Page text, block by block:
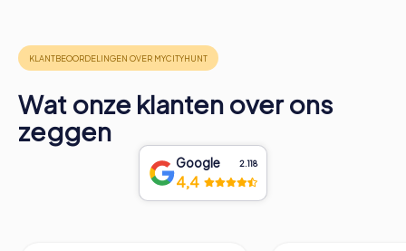
Wat onze klanten over ons
zeggen
Google 2.118
4,4